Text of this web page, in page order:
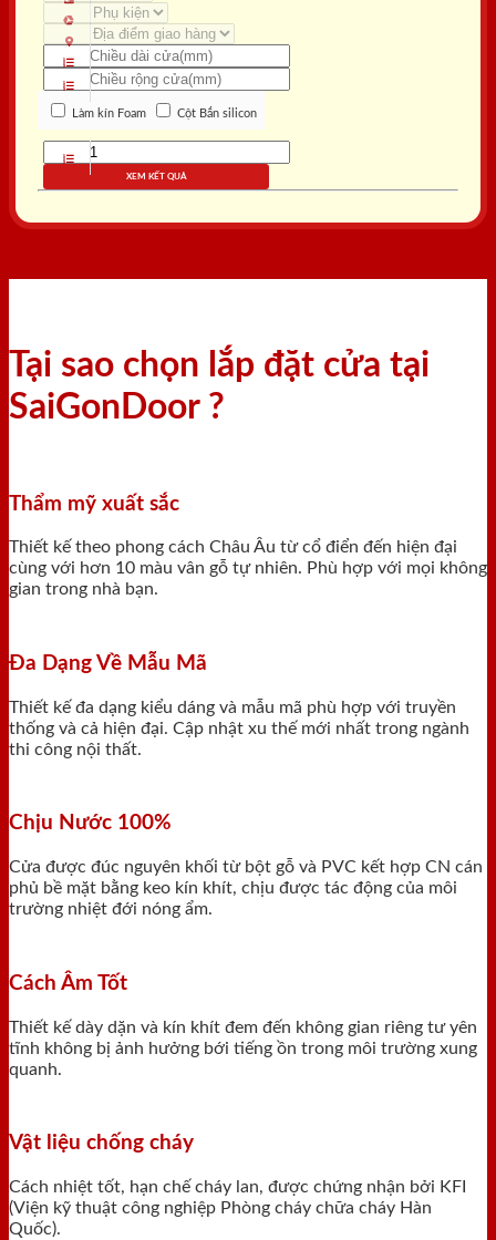
Làm kín Foam Cột Bắn silicon
XEM KẾT QUẢ
Tại sao chọn lắp đặt cửa tại
SaiGonDoor ?
Thẩm mỹ xuất sắc
Thiết kế theo phong cách Châu Âu từ cổ điển đến hiện đại
cùng với hơn 10 màu vân gỗ tự nhiên. Phù hợp với mọi không
gian trong nhà bạn.
Đa Dạng Về Mẫu Mã
Thiết kế đa dạng kiểu dáng và mẫu mã phù hợp với truyền
thống và cả hiện đại. Cập nhật xu thế mới nhất trong ngành
thi công nội thất.
Chịu Nước 100%
Cửa được đúc nguyên khối từ bột gỗ và PVC kết hợp CN cán
phủ bề mặt bằng keo kín khít, chịu được tác động của môi
trường nhiệt đới nóng ẩm.
Cách Âm Tốt
Thiết kế dày dặn và kín khít đem đến không gian riêng tư yên
tĩnh không bị ảnh hưởng bới tiếng ồn trong môi trường xung
quanh.
Vật liệu chống cháy
Cách nhiệt tốt, hạn chế cháy lan, được chứng nhận bởi KFI
(Viện kỹ thuật công nghiệp Phòng cháy chữa cháy Hàn
Quốc).